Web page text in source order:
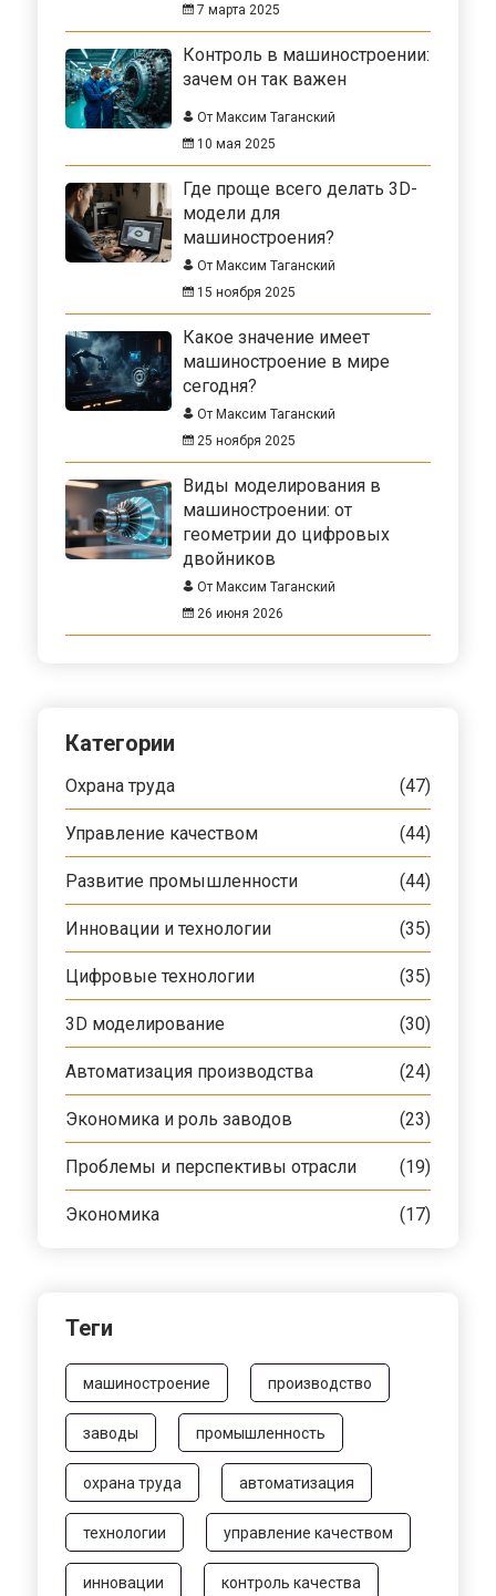
7 марта 2025
Контроль в машиностроении:
зачем он так важен
От Максим Таганский
10 мая 2025
Где проще всего делать 3D-
модели для
машиностроения?
От Максим Таганский
15 ноября 2025
Какое значение имеет
машиностроение в мире
сегодня?
От Максим Таганский
25 ноября 2025
Виды моделирования в
машиностроении: от
геометрии до цифровых
двойников
От Максим Таганский
26 июня 2026
Категории
Охрана труда (47)
Управление качеством (44)
Развитие промышленности (44)
Инновации и технологии (35)
Цифровые технологии (35)
3D моделирование (30)
Автоматизация производства (24)
Экономика и роль заводов (23)
Проблемы и перспективы отрасли (19)
Экономика (17)
Теги
машиностроение производство
заводы промышленность
охрана труда автоматизация
технологии управление качеством
инновации контроль качества